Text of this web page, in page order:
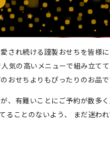
され続ける謹製おせちを皆様
気の高いメニューで組み立てて
おせちよりもぴったりのお品で
、有難いことにご予約が数多
ることのないよう、 まだ迷わ